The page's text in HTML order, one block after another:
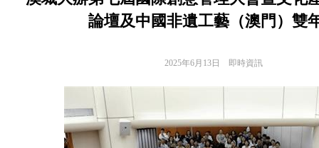
論壇及中國非遺工藝（澳門）雙
2025年6月13日 即時資訊